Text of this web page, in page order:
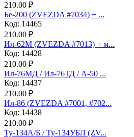
210.00 ₽
Бе-200 (ZVEZDA #7034) + ...
Код: 14465
210.00 ₽
Ил-62М (ZVEZDA #7013) + м...
Код: 14428
210.00 ₽
Ил-76МД / Ил-76ТД / А-50 ...
Код: 14437
210.00 ₽
Ил-86 (ZVEZDA #7001, #702...
Код: 14438
210.00 ₽
Ту-134А/Б / Ту-134УБЛ (ZV...